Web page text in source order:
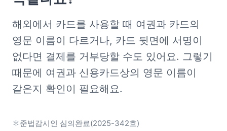
해외에서 카드를 사용할 때 여권과 카드의
영문 이름이 다르거나, 카드 뒷면에 서명이
없다면 결제를 거부당할 수도 있어요. 그렇기
때문에 여권과 신용카드상의 영문 이름이
같은지 확인이 필요해요.
✽준법감시인 심의완료(2025-342호)